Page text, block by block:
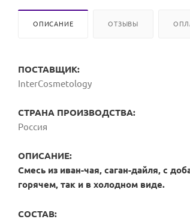
ОПИСАНИЕ ОТЗЫВЫ
ПОСТАВЩИК:
InterCosmetology
СТРАНА ПРОИЗВОДСТВА:
Россия
ОПИСАНИЕ:
Смесь из иван-чая, саган-дайля, с
горячем, так и в холодном виде.
СОСТАВ: